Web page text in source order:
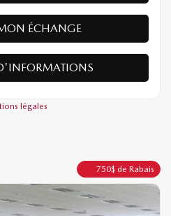
ÉCHANGE
légales
750$ de Rabais